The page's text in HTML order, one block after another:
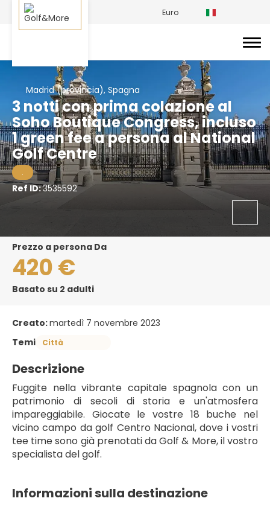
Euro
Madrid (provincia), Spagna
3 notti con prima colazione al
Soho Boutique Congress, incluso
1 green fee a persona al National
Golf Centre
.
Ref ID:3535592
prezzo a persona Da
420 €
Basato su 2 adulti
Creato:martedì 7 novembre 2023
Temi
Città
Descrizione
Fuggite nella vibrante capitale spagnola con un
patrimonio di secoli di storia e un'atmosfera
impareggiabile. Giocate le vostre 18 buche nel
vicino campo da golf Centro Nacional, dove i vostri
tee time sono già prenotati da Golf & More, il vostro
specialista del golf.
Informazioni sulla destinazione